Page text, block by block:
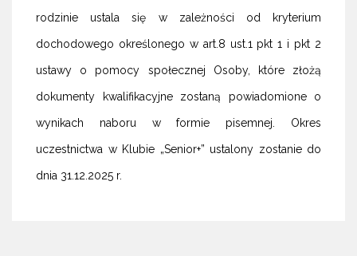
rodzinie ustala się w zależności od kryterium
dochodowego określonego w art.8 ust.1 pkt 1 i pkt 2
ustawy o pomocy społecznej Osoby, które złożą
dokumenty kwalifikacyjne zostaną powiadomione o
wynikach naboru w formie pisemnej. Okres
uczestnictwa w Klubie „Senior+” ustalony zostanie do
dnia 31.12.2025 r.